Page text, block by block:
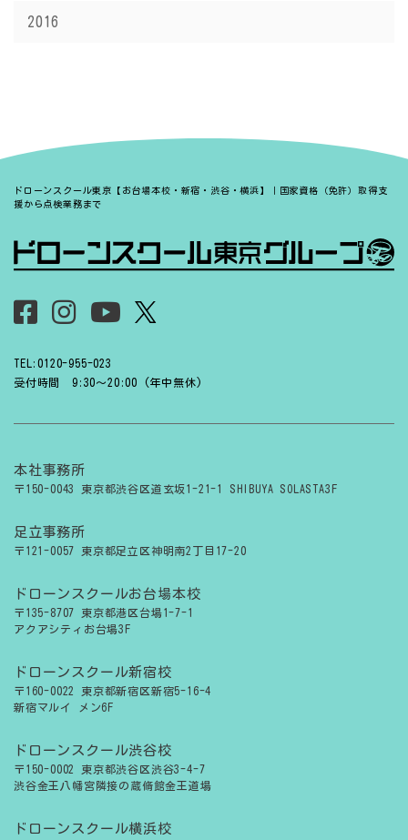
2016
ドローンスクール東京【お台場本校・新宿・渋谷・横浜】｜国家資格（免許）取得支
援から点検業務まで
TEL:0120-955-023
受付時間 9:30〜20:00 (年中無休)
本社事務所
〒150-0043 東京都渋谷区道玄坂1-21-1 SHIBUYA SOLASTA3F
足立事務所
〒121-0057 東京都足立区神明南2丁目17-20
ドローンスクールお台場本校
〒135-8707 東京都港区台場1-7-1
アクアシティお台場3F
ドローンスクール新宿校
〒160-0022 東京都新宿区新宿5-16-4
新宿マルイ メン6F
ドローンスクール渋谷校
〒150-0002 東京都渋谷区渋谷3-4-7
渋谷金王八幡宮隣接の蔵脩館金王道場
ドローンスクール横浜校